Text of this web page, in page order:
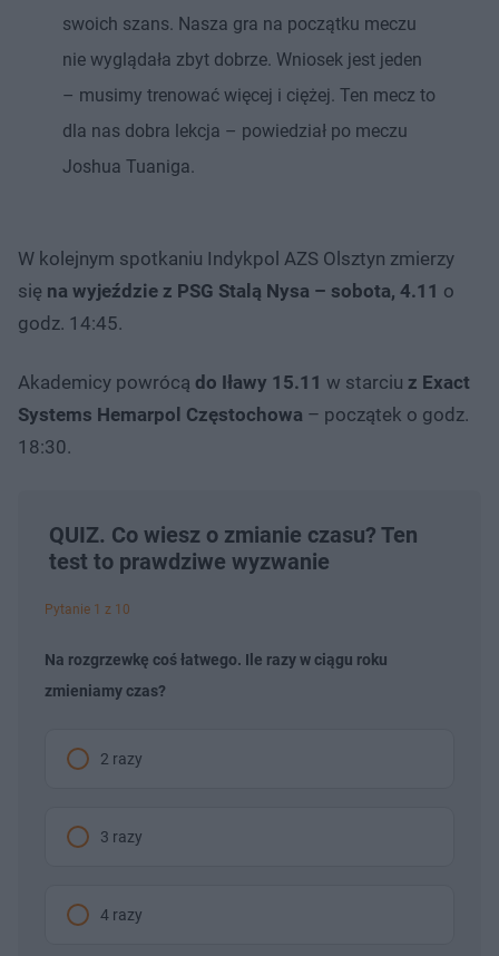
swoich szans. Nasza gra na początku meczu
nie wyglądała zbyt dobrze. Wniosek jest jeden
– musimy trenować więcej i ciężej. Ten mecz to
dla nas dobra lekcja – powiedział po meczu
Joshua Tuaniga.
W kolejnym spotkaniu Indykpol AZS Olsztyn zmierzy
się na wyjeździe z PSG Stalą Nysa – sobota, 4.11 o
godz. 14:45.
Akademicy powrócą do Iławy 15.11 w starciu z Exact
Systems Hemarpol Częstochowa – początek o godz.
18:30.
QUIZ. Co wiesz o zmianie czasu? Ten
test to prawdziwe wyzwanie
Pytanie 1 z 10
Na rozgrzewkę coś łatwego. Ile razy w ciągu roku
zmieniamy czas?
2 razy
3 razy
4 razy